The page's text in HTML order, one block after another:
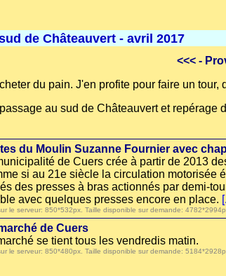
de Châteauvert - avril 2017
<<< -
du pain. J'en profite pour faire un tour,
au sud de Châteauvert et
du Moulin Suzanne Fournier avec
de Cuers crée à partir de 2013
si au 21e siècle la circulation motorisée
des presses à bras actionnés par demi-
avec quelques presses encore en place.
le serveur: 850*532px. Taille disponible sur demande:
de Cuers
se tient tous les vendredis matin.
le serveur: 850*480px. Taille disponible sur demande: